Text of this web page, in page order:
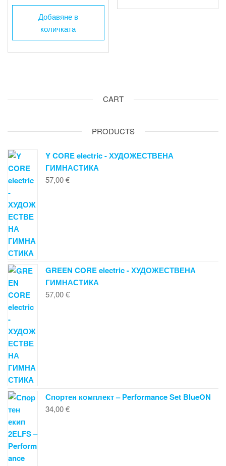
Добавяне в
количката
CART
PRODUCTS
Y CORE electric - ХУДОЖЕСТВЕНА
ГИМНАСТИКА
57,00€
GREEN CORE electric - ХУДОЖЕСТВЕНА
ГИМНАСТИКА
57,00€
Спортен комплект – Performance Set BlueON
34,00€